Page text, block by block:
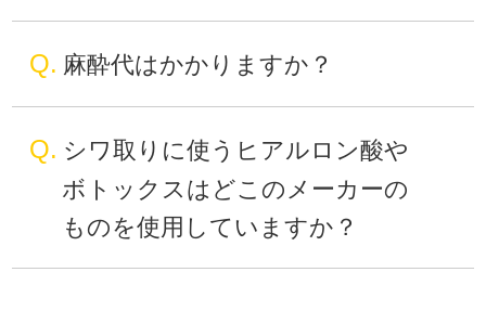
Q. 麻酔代はかかりますか？
Q. シワ取りに使うヒアルロン酸や
ボトックスはどこのメーカーの
ものを使用していますか？